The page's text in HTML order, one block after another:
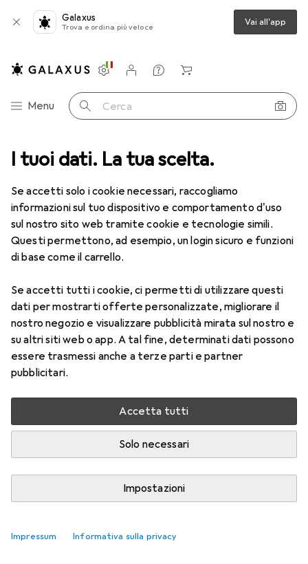
I tuoi dati. La tua scelta.
Se accetti solo i cookie necessari, raccogliamo
informazioni sul tuo dispositivo e comportamento d'uso
sul nostro sito web tramite cookie e tecnologie simili.
Questi permettono, ad esempio, un login sicuro e funzioni
di base come il carrello.
Se accetti tutti i cookie, ci permetti di utilizzare questi
dati per mostrarti offerte personalizzate, migliorare il
nostro negozio e visualizzare pubblicità mirata sul nostro e
su altri siti web o app. A tal fine, determinati dati possono
essere trasmessi anche a terze parti e partner
pubblicitari.
Accetta tutti
Solo necessari
Impostazioni
Impressum Informativa sulla privacy
Galaxus
Trova e ordina più veloce Vai all'app
Categoria Navigazione
Menu Cerca
Impostazioni
Conto cliente
Liste di confronto
Liste dei desideri
Carrello
Arrampicata alpina Piccozza Petzl Martello
Accessori per Petzl Martello
Qui trovi accessori adatti per il prodotto Petzl Martello.
Nessun prodotto trovato